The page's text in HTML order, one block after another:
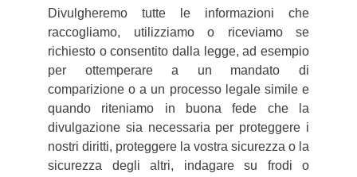
Divulgheremo tutte le informazioni che
raccogliamo, utilizziamo o riceviamo se
richiesto o consentito dalla legge, ad esempio
per ottemperare a un mandato di
comparizione o a un processo legale simile e
quando riteniamo in buona fede che la
divulgazione sia necessaria per proteggere i
nostri diritti, proteggere la vostra sicurezza o la
sicurezza degli altri, indagare su frodi o